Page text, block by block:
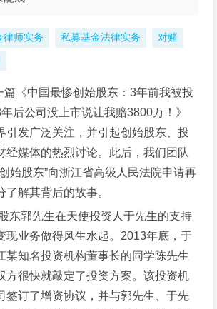
律师实务 私募基金法律实务 对赌
篇《中国最惨创始股东：3年前我被投
后公司没上市说让我赔3800万！》
引发广泛关注，并引起创始股东、投
经媒体的热烈讨论。此后，我们团队
始股东”向浙江省高级人民法院申请再
解其背后的故事。
东郭先生在天使投资人于先生的支持
现业务做得风生水起。2013年底，于
某知名投资机构董事长的同学陈先生
方很快就敲定了投资方案。该投资机
签订了增资协议，并与郭先生、于先